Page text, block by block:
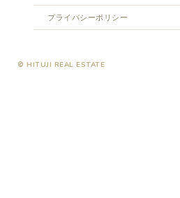
プライバシーポリシー
© HITUJI REAL ESTATE